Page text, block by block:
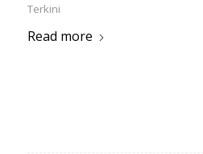
Terkini
Read more